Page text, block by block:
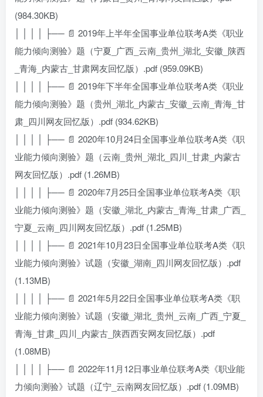
(984.30KB)
│ │ │ │ ├── 📄 2019年上半年全国事业单位联考A类《职业
能力倾向测验》题（宁夏_广西_云南_贵州_湖北_安徽_陕西
_青海_内蒙古_甘肃网友回忆版）.pdf (959.09KB)
│ │ │ │ ├── 📄 2019年下半年全国事业单位联考A类《职业
能力倾向测验》题（贵州_湖北_内蒙古_安徽_云南_青海_甘
肃_四川网友回忆版）.pdf (934.62KB)
│ │ │ │ ├── 📄 2020年10月24日全国事业单位联考A类《职
业能力倾向测验》题（云南_贵州_湖北_四川_甘肃_内蒙古
网友回忆版）.pdf (1.26MB)
│ │ │ │ ├── 📄 2020年7月25日全国事业单位联考A类《职
业能力倾向测验》题（安徽_湖北_内蒙古_青海_甘肃_广西_
宁夏_云南_四川网友回忆版）.pdf (1.25MB)
│ │ │ │ ├── 📄 2021年10月23日全国事业单位联考A类《职
业能力倾向测验》试题（安徽_湖南_四川网友回忆版）.pdf
(1.13MB)
│ │ │ │ ├── 📄 2021年5月22日全国事业单位联考A类《职
业能力倾向测验》试题（安徽_湖北_贵州_云南_广西_宁夏_
青海_甘肃_四川_内蒙古_陕西西安网友回忆版）.pdf
(1.08MB)
│ │ │ │ ├── 📄 2022年11月12日事业单位联考A类《职业能
力倾向测验》试题（辽宁_云南网友回忆版）.pdf (1.09MB)